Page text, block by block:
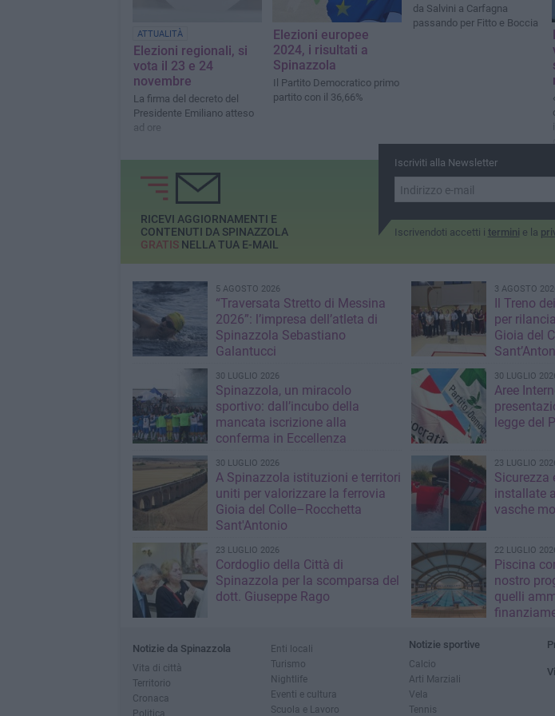
ATTUALITÀ
Elezioni regionali, si
vota il 23 e 24
novembre
La firma del decreto del
Presidente Emiliano atteso
ad ore
Elezioni europee
2024, i risultati a
Spinazzola
Il Partito Democratico primo
partito con il 36,66%
da Salvini a Carfagna
passando per Fitto e Boccia
Iscriviti alla Newsletter
Iscrivendoti accetti i termini e la
RICEVI AGGIORNAMENTI E
CONTENUTI DA SPINAZZOLA
GRATISNELLA TUA E-MAIL
5 AGOSTO 2026
“Traversata Stretto di Messina
2026”: l’impresa dell’atleta di
Spinazzola Sebastiano
Galantucci
3 AGOSTO
Il Treno
per
Gioia del
30 LUGLIO 2026
Spinazzola, un miracolo
sportivo: dall’incubo della
mancata iscrizione alla
conferma in Eccellenza
30 LUGLIO
Aree
legge del
30 LUGLIO 2026
A Spinazzola istituzioni e territori
uniti per valorizzare la ferrovia
Gioia del Colle–Rocchetta
Sant'Antonio
23 LUGLIO
Sicurezza
installate
vasche
23 LUGLIO 2026
Cordoglio della Città di
Spinazzola per la scomparsa del
dott. Giuseppe Rago
22 LUGLIO
Piscina
nostro
quelli
Notizie da Spinazzola
Vita di città
Territorio
Cronaca
Politica
Enti locali
Turismo
Nightlife
Eventi e cultura
Scuola e Lavoro
Notizie sportive
Calcio
Arti Marziali
Vela
Tennis